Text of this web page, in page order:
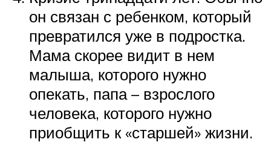
он связан с ребенком, который
превратился уже в подростка.
Мама скорее видит в нем
малыша, которого нужно
опекать, папа – взрослого
человека, которого нужно
приобщить к «старшей» жизни.